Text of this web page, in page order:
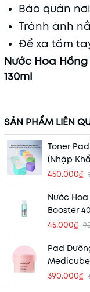
Bảo quản
Tránh ánh
Để xa tầm
Nước Hoa
130ml
SẢN PHẨM LIÊN
Toner
(Nhập
450.000₫
Nước
Booster
45.000₫
Pad
Medicube
Pad
390.000₫